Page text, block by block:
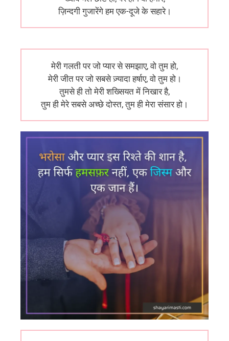
ज़िन्दगी गुजारेंगे हम एक-दूजे के सहारे।
मेरी गलती पर जो प्यार से समझाए, वो तुम हो,
मेरी जीत पर जो सबसे ज़्यादा हर्षाए, वो तुम हो।
तुमसे ही तो मेरी शख्सियत में निखार है,
तुम ही मेरे सबसे अच्छे दोस्त, तुम ही मेरा संसार हो।